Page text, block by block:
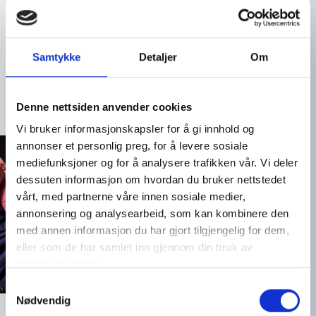
Samtykke Detaljer Om
Denne nettsiden anvender cookies
Vi bruker informasjonskapsler for å gi innhold og
annonser et personlig preg, for å levere sosiale
mediefunksjoner og for å analysere trafikken vår. Vi deler
dessuten informasjon om hvordan du bruker nettstedet
vårt, med partnerne våre innen sosiale medier,
annonsering og analysearbeid, som kan kombinere den
med annen informasjon du har gjort tilgjengelig for dem,
eller som de har samlet inn gjennom din bruk av
S
Nødvendig
Hvordan er det å gå til fastlegen?
Erfaringene varierer betydelig, men
til om de vil bli tatt på alvor.